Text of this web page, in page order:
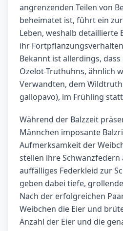
angrenzenden Teilen von
beheimatet ist, führt ein
Leben, weshalb detaillierte
ihr
Bekannt ist allerdings, dass
Ozelot-Truthuhns, ähnlich
Verwandten, dem
gallopavo), im Frühling
Während der Balzzeit
Männchen imposante
Aufmerksamkeit der
stellen ihre
auffälliges Federkleid zur
geben dabei tiefe,
Nach der erfolgreichen
Weibchen die Eier und
Anzahl der Eier und die